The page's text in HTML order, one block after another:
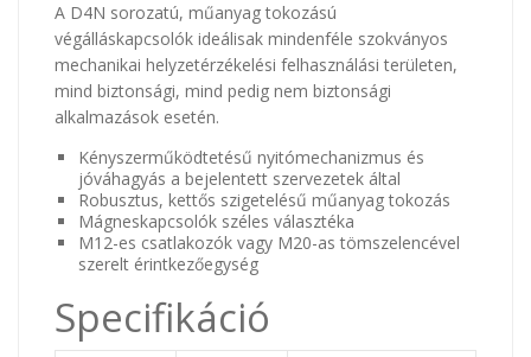
A D4N sorozatú, műanyag tokozású
végálláskapcsolók ideálisak mindenféle szokványos
mechanikai helyzetérzékelési felhasználási területen,
mind biztonsági, mind pedig nem biztonsági
alkalmazások esetén.
Kényszerműködtetésű nyitómechanizmus és
jóváhagyás a bejelentett szervezetek által
Robusztus, kettős szigetelésű műanyag tokozás
Mágneskapcsolók széles választéka
M12-es csatlakozók vagy M20-as tömszelencével
szerelt érintkezőegység
Specifikáció